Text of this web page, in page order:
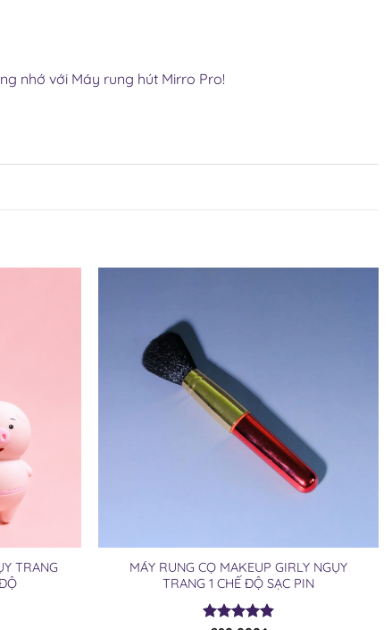
nhớ với Máy rung hút Mirro Pro!
TRANG
MÁY RUNG CỌ MAKEUP GIRLY NGỤY
TRANG 1 CHẾ ĐỘ SẠC PIN